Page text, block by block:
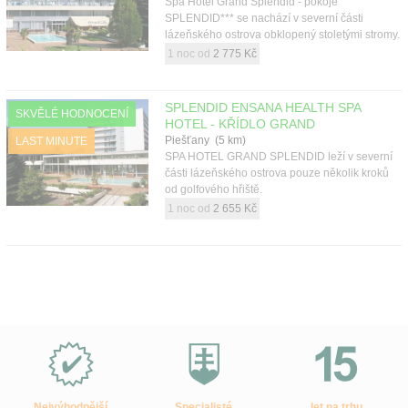
SPLENDID*** se nachází v severní části
lázeňského ostrova obklopený stoletými stromy.
1 noc od 2 775 Kč
SKVĚLÉ HODNOCENÍ
LAST MINUTE
SPLENDID ENSANA HEALTH SPA
HOTEL - KŘÍDLO GRAND
Piešťany (5 km)
SPA HOTEL GRAND SPLENDID leží v severní
části lázeňského ostrova pouze několik kroků
od golfového hřiště.
1 noc od 2 655 Kč
Slovensko.cz?